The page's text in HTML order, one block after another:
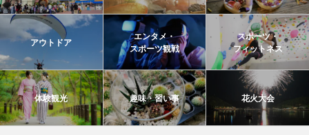
アウトドア
エンタメ・
スポーツ観戦
スポーツ・
フィットネス
体験観光 趣味・習い事 花火大会